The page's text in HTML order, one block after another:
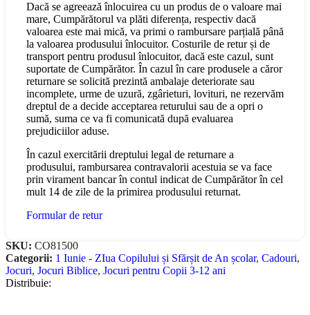
Dacă se agreează înlocuirea cu un produs de o valoare mai
mare, Cumpărătorul va plăti diferența, respectiv dacă
valoarea este mai mică, va primi o rambursare parțială până
la valoarea produsului înlocuitor. Costurile de retur și de
transport pentru produsul înlocuitor, dacă este cazul, sunt
suportate de Cumpărător. În cazul în care produsele a căror
returnare se solicită prezintă ambalaje deteriorate sau
incomplete, urme de uzură, zgârieturi, lovituri, ne rezervăm
dreptul de a decide acceptarea returului sau de a opri o
sumă, suma ce va fi comunicată după evaluarea
prejudiciilor aduse.
În cazul exercitării dreptului legal de returnare a
produsului, rambursarea contravalorii acestuia se va face
prin virament bancar în contul indicat de Cumpărător în cel
mult 14 de zile de la primirea produsului returnat.
Formular de retur
SKU: CO81500
Categorii: 1 Iunie - ZIua Copilului și Sfărșit de An școlar, Cadouri,
Jocuri, Jocuri Biblice, Jocuri pentru Copii 3-12 ani
Distribuie: